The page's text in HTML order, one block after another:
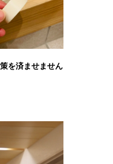
を済ませません